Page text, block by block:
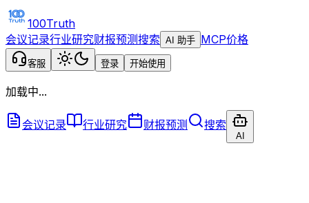
100Truth
会议记录行业研究财报预测搜索 AI 助手 MCP价格
客服 登录 开始使用
加载中...
会议记录 行业研究 财报预测 搜索
AI